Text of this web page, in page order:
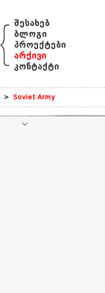
{ შესახებ
ბლოგი
პროექტები
არქივი
კონტაქტი
> Soviet Army